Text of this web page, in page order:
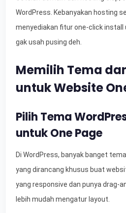
WordPress. Kebanyakan hosting
menyediakan fitur one-click install
gak usah pusing deh.
Memilih Tema
untuk Website
Pilih Tema
untuk One Page
Di WordPress, banyak banget
yang dirancang khusus buat
yang responsive dan punya drag-
lebih mudah mengatur layout.